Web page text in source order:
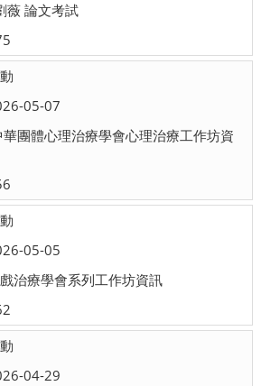
薇 論文考試
05-07
團體心理治療學會心理治療工作坊資
05-05
治療學會系列工作坊資訊
04-29